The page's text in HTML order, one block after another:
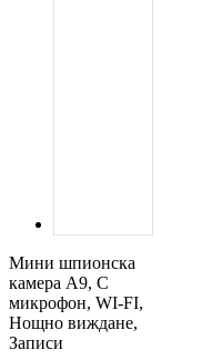
Мини шпионска
камера A9, С
микрофон, WI-FI,
Нощно виждане,
Записи